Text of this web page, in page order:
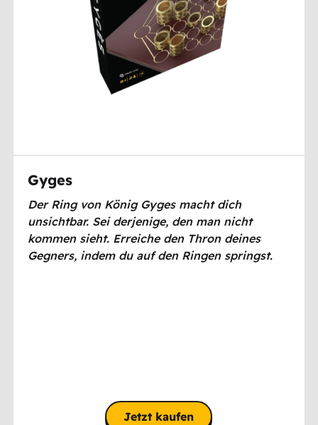
Gyges
Der Ring von König Gyges macht dich
unsichtbar. Sei derjenige, den man nicht
kommen sieht. Erreiche den Thron deines
Gegners, indem du auf den Ringen springst.
Jetzt kaufen